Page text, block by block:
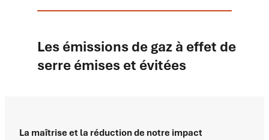
Les émissions de gaz à effet de
serre émises et évitées
La maîtrise et la réduction de notre impact